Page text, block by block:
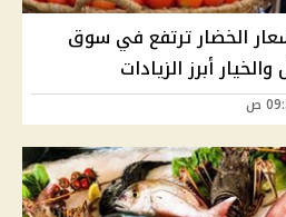
الخضار ترتفع في سوق
أبرز الزيادات